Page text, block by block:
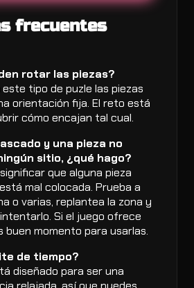
frecuentes
rotar las piezas?
este tipo de puzle las piezas
orientación fija. El reto está
cómo encajan tal cual.
y una pieza no
sitio, ¿qué hago?
que alguna pieza
mal colocada. Prueba a
o varias, replantea la zona y
Si el juego ofrece
buen momento para usarlas.
de tiempo?
diseñado para ser una